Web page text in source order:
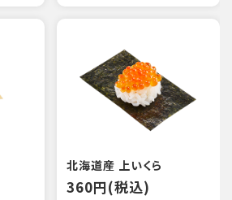
北海道産 上いくら
360円(税込)